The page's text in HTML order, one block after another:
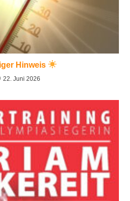
Hinweis
22. Juni 2026